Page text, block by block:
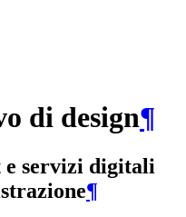
di design¶
servizi digitali
¶